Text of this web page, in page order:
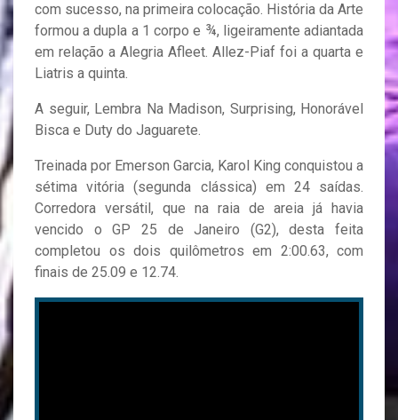
com sucesso, na primeira colocação. História da Arte
formou a dupla a 1 corpo e ¾, ligeiramente adiantada
em relação a Alegria Afleet. Allez-Piaf foi a quarta e
Liatris a quinta.
A seguir, Lembra Na Madison, Surprising, Honorável
Bisca e Duty do Jaguarete.
Treinada por Emerson Garcia, Karol King conquistou a
sétima vitória (segunda clássica) em 24 saídas.
Corredora versátil, que na raia de areia já havia
vencido o GP 25 de Janeiro (G2), desta feita
completou os dois quilômetros em 2:00.63, com
finais de 25.09 e 12.74.